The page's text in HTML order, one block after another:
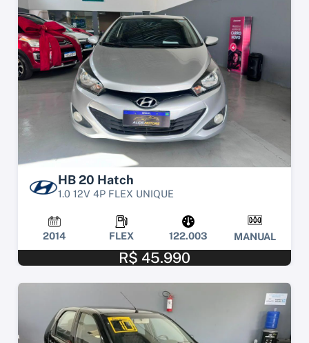
HB 20 Hatch
1.0 12V 4P FLEX UNIQUE
2014 FLEX 122.003 MANUAL
R$ 45.990